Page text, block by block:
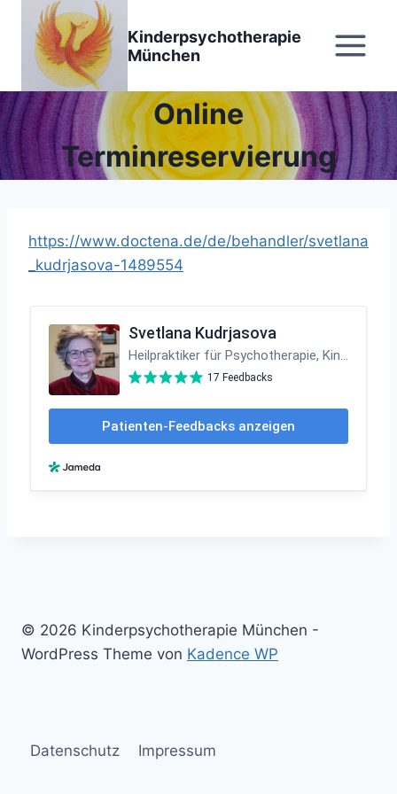
Inhalt
springen
Kinderpsychotherapie
München
Online
Terminreservierung
https://www.doctena.de/de/behandler/svetlana
_kudrjasova-1489554
© 2026 Kinderpsychotherapie München -
WordPress Theme von Kadence WP
Datenschutz Impressum